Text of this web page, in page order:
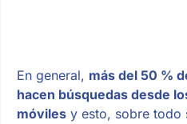
En general, más del 50 %
hacen búsquedas desde
móvilesy esto, sobre todo